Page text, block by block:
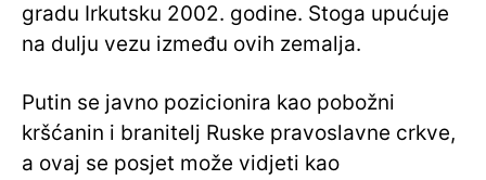
gradu Irkutsku 2002. godine. Stoga upućuje
na dulju vezu između ovih zemalja.
Putin se javno pozicionira kao pobožni
kršćanin i branitelj Ruske pravoslavne crkve,
a ovaj se posjet može vidjeti kao